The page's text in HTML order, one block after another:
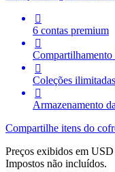

6 contas premium


Coleções ilimitadas

Armazenamento
Compartilhe itens do
Preços exibidos em USD
Impostos não incluídos.